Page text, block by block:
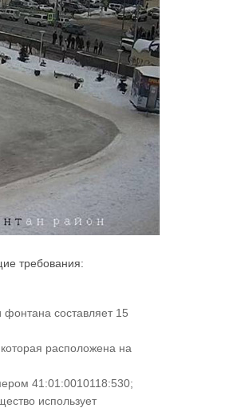
требования:
составляет 15
расположена на
41:01:0010118:530;
использует